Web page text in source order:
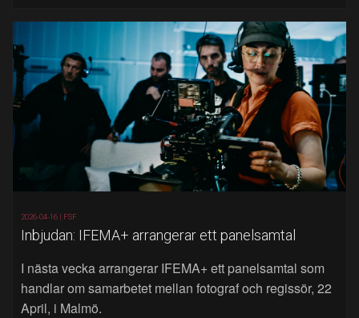
2026-04-16 | FSF
Inbjudan: IFEMA+ arrangerar ett panelsamtal
I nästa vecka arrangerar IFEMA+ ett panelsamtal som
handlar om samarbetet mellan fotograf och regissör, 22
April, i Malmö.